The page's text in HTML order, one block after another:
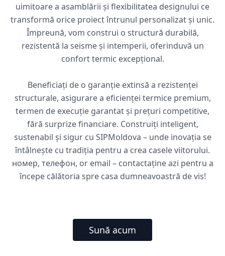
uimitoare a asamblării și flexibilitatea designului ce
transformă orice proiect întrunul personalizat și unic.
Împreună, vom construi o structură durabilă,
rezistentă la seisme și intemperii, oferinduvă un
confort termic excepțional.
Beneficiați de o garanție extinsă a rezistenței
structurale, asigurare a eficienței termice premium,
termen de execuție garantat și prețuri competitive,
fără surprize financiare. Construiți inteligent,
sustenabil și sigur cu SIPMoldova – unde inovația se
întâlnește cu tradiția pentru a crea casele viitorului.
номер, телефон, or email – contactaține azi pentru a
începe călătoria spre casa dumneavoastră de vis!
Sună acum